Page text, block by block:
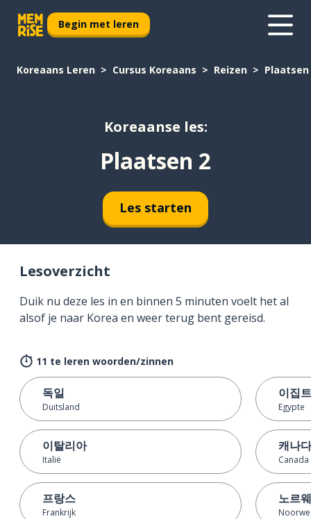
Begin met leren
Koreaans Leren Cursus Koreaans Reizen Plaatsen
Koreaanse les:
Plaatsen 2
Les starten
Lesoverzicht
Duik nu deze les in en binnen 5 minuten voelt het al
alsof je naar Korea en weer terug bent gereisd.
11 te leren woorden/zinnen
독일
Duitsland
이탈리아
Italië
프랑스
Frankrijk
이집트
Egypte
캐나다
Canada
노르